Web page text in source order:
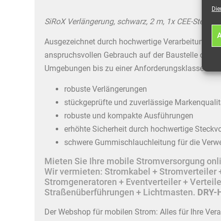
SiRoX Verlängerung, schwarz, 2 m, 1x CEE-Stecker
Ausgezeichnet durch hochwertige Verarbeitung
anspruchsvollen Gebrauch auf der Baustelle oder
Umgebungen bis zu einer Anforderungsklasse von
robuste Verlängerungen
stückgeprüfte und zuverlässige
robuste und kompakte Ausführungen
erhöhte Sicherheit durch hochwertige
schwere Gummischlauchleitung für die
Mieten Sie Ihre mobile Stromversorgung
Wir vermieten: Stromkabel + Stromverteiler
Stromgeneratoren + Eventverteiler +
Straßenüberführungen + Lichtmasten. DRY-
Der Webshop für mobilen Strom: Alles für Ihre